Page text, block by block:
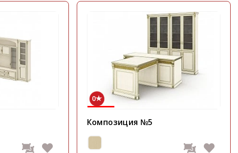
0
Композиция №5